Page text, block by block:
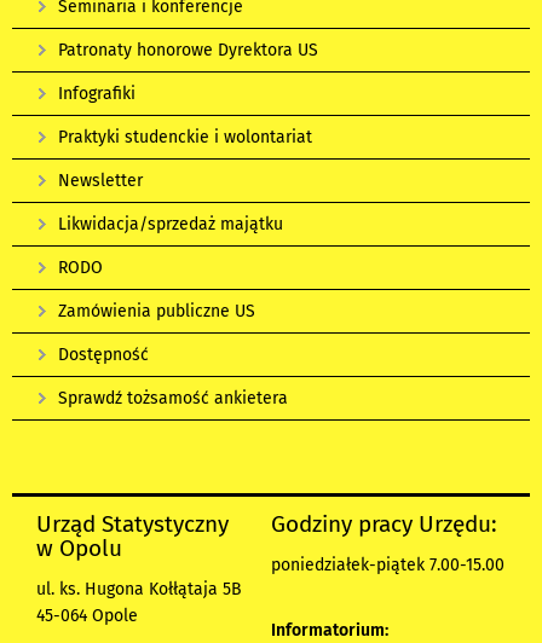
Seminaria i konferencje
Patronaty honorowe Dyrektora US
Infografiki
Praktyki studenckie i wolontariat
Newsletter
Likwidacja/sprzedaż majątku
RODO
Zamówienia publiczne US
Dostępność
Sprawdź tożsamość ankietera
Urząd Statystyczny
w Opolu
ul. ks. Hugona Kołłątaja 5B
45-064 Opole
Godziny pracy Urzędu:
poniedziałek-piątek 7.00-15.00
Informatorium: